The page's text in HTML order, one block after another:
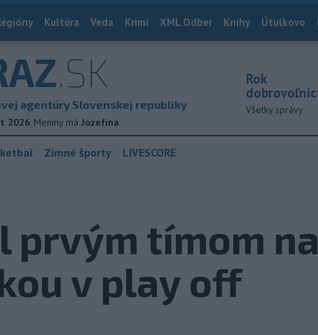
Kultúra Veda Krimi XML Odber Knihy Útulkovo
.SK
agentúry Slovenskej republiky
2026 Meniny má Jozefína
Rok
Všetky správy
Zimné športy LIVESCORE
prvým tímom na
v play off